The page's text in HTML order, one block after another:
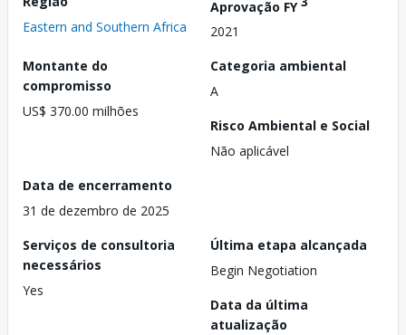
Eastern and Southern Africa
Aprovação FY
2021
Montante do
compromisso
US$ 370.00 milhões
Categoria ambiental
A
Risco Ambiental e Social
Não aplicável
Data de encerramento
31 de dezembro de 2025
Serviços de consultoria
necessários
Yes
Última etapa alcançada
Begin Negotiation
Data da última
atualização